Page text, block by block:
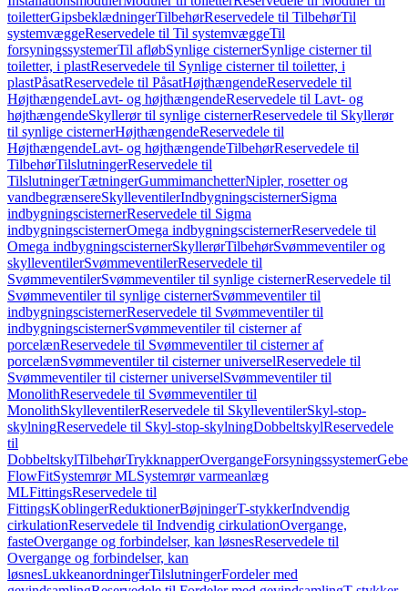
toiletterGipsbeklædningerTilbehørReservedele til TilbehørTil
systemvæggeReservedele til Til systemvæggeTil
forsyningssystemerTil afløbSynlige cisternerSynlige cisterner til
toiletter, i plastReservedele til Synlige cisterner til toiletter, i
plastPåsatReservedele til PåsatHøjthængendeReservedele til
HøjthængendeLavt- og højthængendeReservedele til Lavt- og
højthængendeSkyllerør til synlige cisternerReservedele til Skyllerør
til synlige cisternerHøjthængendeReservedele til
HøjthængendeLavt- og højthængendeTilbehørReservedele til
TilbehørTilslutningerReservedele til
TilslutningerTætningerGummimanchetterNipler, rosetter og
vandbegrænsereSkylleventilerIndbygningscisternerSigma
indbygningscisternerReservedele til Sigma
indbygningscisternerOmega indbygningscisternerReservedele til
Omega indbygningscisternerSkyllerørTilbehørSvømmeventiler og
skylleventilerSvømmeventilerReservedele til
SvømmeventilerSvømmeventiler til synlige cisternerReservedele til
Svømmeventiler til synlige cisternerSvømmeventiler til
indbygningscisternerReservedele til Svømmeventiler til
indbygningscisternerSvømmeventiler til cisterner af
porcelænReservedele til Svømmeventiler til cisterner af
porcelænSvømmeventiler til cisterner universelReservedele til
Svømmeventiler til cisterner universelSvømmeventiler til
MonolithReservedele til Svømmeventiler til
MonolithSkylleventilerReservedele til SkylleventilerSkyl-stop-
skylningReservedele til Skyl-stop-skylningDobbeltskylReservedele
til
DobbeltskylTilbehørTrykknapperOvergangeForsyningssystemer
FlowFitSystemrør MLSystemrør varmeanlæg
MLFittingsReservedele til
FittingsKoblingerReduktionerBøjningerT-stykkerIndvendig
cirkulationReservedele til Indvendig cirkulationOvergange,
fasteOvergange og forbindelser, kan løsnesReservedele til
Overgange og forbindelser, kan
løsnesLukkeanordningerTilslutningerFordeler med